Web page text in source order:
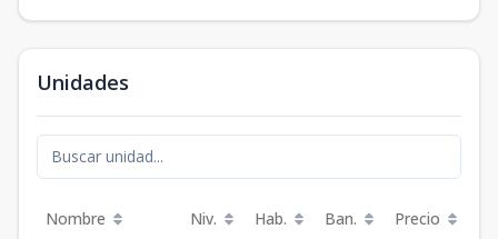
Unidades
Nombre Niv. Hab. Ban. Precio